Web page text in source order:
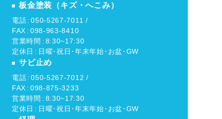
板金塗装（キズ・へこみ）
電話 050-5267-7011 /
FAX
098-963-8410
営業時間
8:30~17:30
定休日
日曜･祝日･年末年始･お盆･GW
サビ止め
電話 050-5267-7012 /
FAX
098-875-3233
営業時間
8:30~17:30
定休日
日曜･祝日･年末年始･お盆･GW